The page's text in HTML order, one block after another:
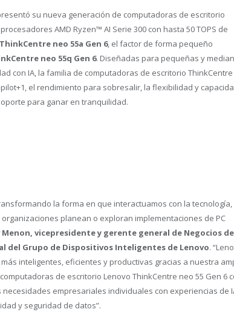
presentó su nueva generación de computadoras de escritorio
AMD Ryzen™ AI Serie 300 con hasta 50 TOPS de
ThinkCentre neo 55a Gen 6, el factor de forma pequeño
neo 55q Gen 6. Diseñadas para pequeñas y
con IA, la familia de computadoras de escritorio
1, el rendimiento para sobresalir, la flexibilidad y
para ganar en tranquilidad.
la forma en que interactuamos con la tecnología,
organizaciones planean o exploran implementaciones de PC
Menon, vicepresidente y gerente general de Negocios de
del Grupo de Dispositivos Inteligentes de Lenovo.
inteligentes, eficientes y productivas gracias a nuestra
de escritorio Lenovo ThinkCentre neo 55 Gen 6
empresariales individuales con experiencias de
y seguridad de datos”.